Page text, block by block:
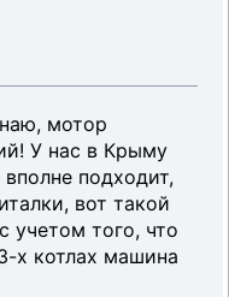
мотор
У нас в Крыму
подходит,
вот такой
учетом того, что
х котлах машина